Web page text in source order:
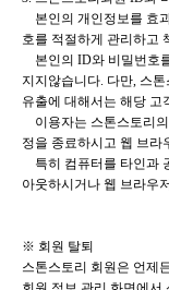
본인의 개인정보를 효
호를 적절하게 관리하고
본인의 ID와 비밀번호
지지않습니다. 다만, 스
유출에 대해서는 해당 고
이용자는 스톤스토리의
정을 종료하시고 웹 브라
특히 컴퓨터를 타인과
아웃하시거나 웹 브라우
※ 회원 탈퇴
스톤스토리 회원은 언제